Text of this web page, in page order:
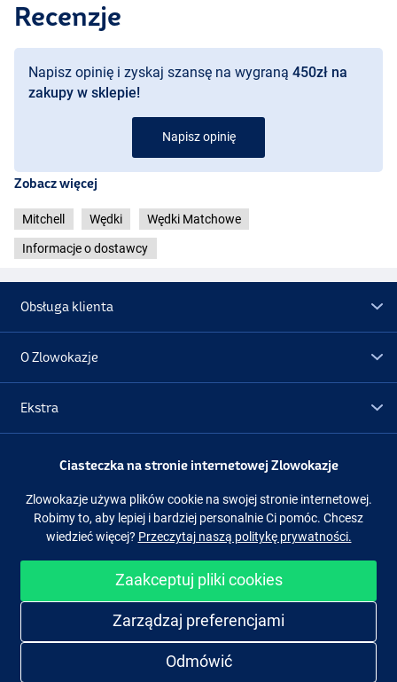
Recenzje
Napisz opinię i zyskaj szansę na wygraną 450zł na
zakupy w sklepie!
Napisz opinię
Zobacz więcej
Mitchell Wędki Wędki Matchowe
Informacje o dostawcy
Obsługa klienta
O Zlowokazje
Ekstra
Promocje
Obserwuj nas Facebook Instagram
Ciasteczka na stronie internetowej Zlowokazje
Zlowokazje używa plików cookie na swojej stronie internetowej.
Robimy to, aby lepiej i bardziej personalnie Ci pomóc. Chcesz
wiedzieć więcej? Przeczytaj naszą politykę prywatności.
Zaakceptuj pliki cookies
Zarządzaj preferencjami
Odmówić